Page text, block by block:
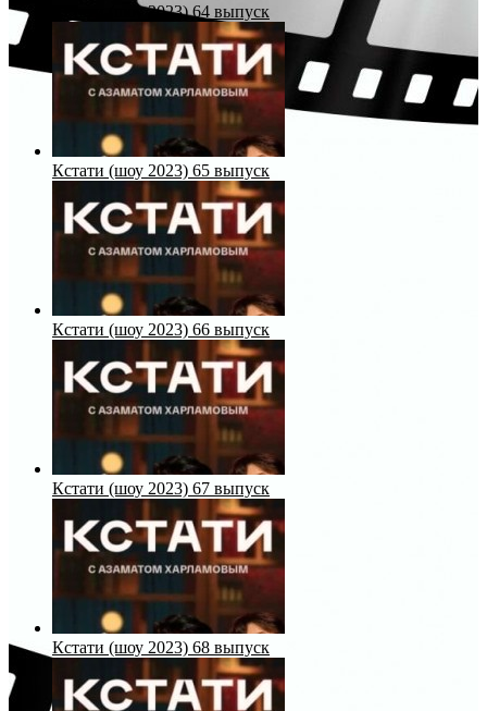
Кстати (шоу 2023) 64 выпуск
Кстати (шоу 2023) 65 выпуск
Кстати (шоу 2023) 66 выпуск
Кстати (шоу 2023) 67 выпуск
Кстати (шоу 2023) 68 выпуск